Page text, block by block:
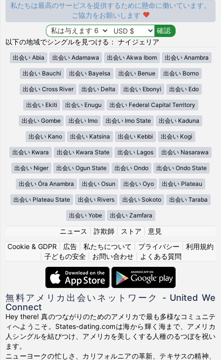
私たちは最高のサービスを提供するために懸命に働いています。
ご協力をお願いします
以下の地域でシングルを見つける： ナイジェリア
出会い Abia 出会い Adamawa 出会い Akwa Ibom 出会い Anambra
出会い Bauchi 出会い Bayelsa 出会い Benue 出会い Borno
出会い Cross River 出会い Delta 出会い Ebonyi 出会い Edo
出会い Ekiti 出会い Enugu 出会い Federal Capital Territory
出会い Gombe 出会い Imo 出会い Imo State 出会い Kaduna
出会い Kano 出会い Katsina 出会い Kebbi 出会い Kogi
出会い Kwara 出会い Kwara State 出会い Lagos 出会い Nasarawa
出会い Niger 出会い Ogun State 出会い Ondo 出会い Ondo State
出会い Ȯra Anambra 出会い Osun 出会い Oyo 出会い Plateau
出会い Plateau State 出会い Rivers 出会い Sokoto 出会い Taraba
出会い Yobe 出会い Zamfara
ニュース 詐欺師 ストア
意見
Cookie & GDPR
広告 私たちについて プライバシー
利用規約
子どもの安全| お問い合わせ| よくある質問
無料アメリカ出会いネットワーク - United We
Connect
Hey there! 真のつながりのためのアメリカで最も多様なコミュニテ
ィへようこそ。States-dating.comは海から輝く海まで、アメリカ
人シングルを結びつけ、アメリカを美しくする人種のるつぼを祝い
ます。
ニューヨークの忙しさ、カリフォルニアの革新、テキサスの精神、